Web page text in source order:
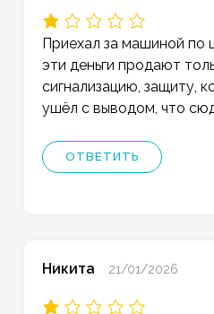
Приехал за машиной по
эти деньги продают
сигнализацию, защиту,
ушёл с выводом, что
ОТВЕТИТЬ
Никита 21/01/2026